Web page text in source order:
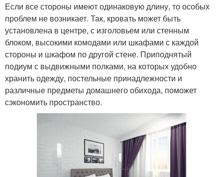
Если все стороны имеют одинаковую длину, то особых
проблем не возникает. Так, кровать может быть
установлена в центре, с изголовьем или стенным
блоком, высокими комодами или шкафами с каждой
стороны и шкафом по другой стене. Приподнятый
подиум с выдвижными полками, на которых удобно
хранить одежду, постельные принадлежности и
различные предметы домашнего обихода, поможет
сэкономить пространство.